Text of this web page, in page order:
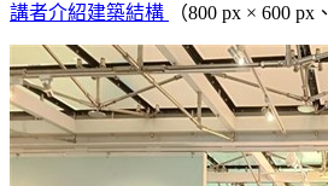
講者介紹建築結構 （800 px × 600 px